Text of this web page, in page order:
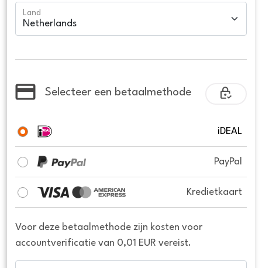
Land
Selecteer een betaalmethode
iDEAL
PayPal
Kredietkaart
Voor deze betaalmethode zijn kosten voor
accountverificatie van 0,01 EUR vereist.